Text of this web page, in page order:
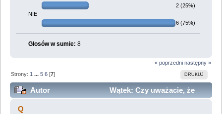
2 (25%)
NIE
6 (75%)
Głosów w sumie: 8
« poprzedni następny »
DRUKUJ
Strony: 1 ...5 6 [7]
Autor
Wątek: Czy uważacie, że
olkapolka, liv i maziek powinni stracić uprawnienia?
Q